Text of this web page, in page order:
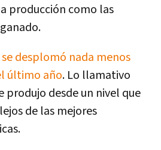
producción como las
desplomó nada menos
último año. Lo llamativo
produjo desde un nivel que
de las mejores